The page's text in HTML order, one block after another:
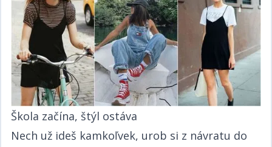
Škola začína, štýl ostáva​​​​‌ ‍ ​‍​‍‌‍ ‌ ​‍‌‍‍‌‌‍‌ ‌‍‍‌‌‍ ‍​‍​‍​ ‍‍​‍​‍‌ ​ ‌‍​‌‌‍ ‍‌‍‍‌‌ ‌​‌ ‍‌​‍ ‍‌‍‍‌‌‍ ​‍​‍​‍ ​​‍​‍‌‍‍​‌ ​‍‌‍‌‌‌‍‌‍​‍​‍​ ‍‍​‍​‍‌‍‍​‌ ‌​‌ ‌​‌ ​​​ ‍‍​‍ ​‍ ‌‍ ​‌‍ ‌‍​ ‌‍​‌‌‍ ​‌‍‍​‌‍ ‌ ​ ‌ ‌​​ ‍‍​ ​ ​ ​​​ ​​​ ​​​‍ ‌ ​ ‌ ‌​‌ ‌‌‌‍‌​‌‍‍‌‌‍ ​‍ ‌‍‍‌‌‍ ‍‌ ‌​‌‍‌‌‌‍ ‍‌ ‌​​‍ ‌‍‌‌‌‍‌​‌‍‍‌‌ ‌​​‍ ‌‍ ‌‌‍ ‌‍‌​‌‍‌‌​ ‌‌ ​​‌ ​‍‌‍‌‌‌ ​ ‌‍‌‌‌‍ ‍‌ ‌​‌‍​‌‌ ‌​‌‍‍‌‌‍ ‌‍ ‍​ ‍ ‌‍‍‌‌‍‌​​ ‌​ ​‍‌‍​ ‌‍​ ‌‍‌​​ ‍​​ ‍​​ ‌‌​ ​‌​‍ ‌​ ‍​​ ​ ‌‍​‌​ ​‌​‍ ‌​ ‌​‌‍‌​​ ​‌​ ​‍​‍ ‌‌‍​‌‌‍​‌​ ​​​ ​​​‍ ‌​ ‍‌​ ‌ ​ ​‌‌‍​ ​ ​‌​ ​‌‌‍​‍‌‍‌​​ ​‍‌‍‌​‌‍‌‍​ ‌ ​ ‍ ‌ ‌​‌ ‍‌‌ ​​‌‍‌‌​ ‌‌ ​​‌‍ ‌ ​ ‌ ‌​​ ‍ ‌ ​​‌‍​‌‌ ‌​‌‍‍​​ ‌‌‍​ ‌‍ ‌‍ ‍‌ ‌​‌‍‌‌‌‍ ‍‌ ‌​​‍‌‌​ ‌‌‌​​‍‌‌ ‌‍‍ ‌‍‌‌‌ ‍‌​‍‌‌​ ​ ‌​‌​​‍‌‌​ ​ ‌​‌​​‍‌‌​ ​‍​ ​‍​ ​​‌‍​ ‌‍​‌​ ‌ ‌‍‌‍‌‍‌‌‌‍​ ‌‍​ ‌‍​‍​ ‌‌​ ​ ‌‍‌‍​‍‌‌​ ​‍​ ​‍​‍‌‌​ ‌‌‌​‌​​‍ ‍‌‍​ ‌‍‍​‌‍‍‌‌‍ ​‌‍‌​‌ ​‍‌‍‌‌‌‍ ‍​‍‌‌​ ‌‌‌​​‍‌‌ ‌‍‍ ‌‍‌‌‌ ‍‌​‍‌‌​ ​ ‌​‌​​‍‌‌​ ​ ‌​‌​​‍‌‌​ ​‍​ ​‍​ ​ ​ ​‍​ ‌‍​ ​ ​ ​ ​ ‌ ​ ‌ ‌‍​‌​ ​​​ ​ ‌‍​ ‌‍​ ​‍‌‌​ ​‍​ ​‍​‍‌‌​ ‌‌‌​‌​​‍ ‍‌ ‌​‌‍‌‌‌ ‍​‌ ‌​​ ‌‍​‍‌‍​‌‌ ​ ‌‍‌‌‌‌‌‌‌ ​‍‌‍ ​​ ‌‌‍‍​‌ ‌​‌ ‌​‌ ​​​‍‌‌​ ​ ‌​​‌​‍‌‌​ ​‍‌​‌‍​‍‌‌​ ​‍‌​‌‍‌‍ ​‌‍ ‌‍​ ‌‍​‌‌‍ ​‌‍‍​‌‍ ‌ ​ ‌ ‌​​‍‌‌​ ​ ‌​​‌​ ​ ​ ​​​ ​​​ ​​​‍‌‌​ ​‍‌​‌‍‌ ​ ‌ ‌​‌ ‌‌‌‍‌​‌‍‍‌‌‍ ​‍‌‍‌‍‍‌‌‍‌​​ ‌​ ​‍‌‍​ ‌‍​ ‌‍‌​​ ‍​​ ‍​​ ‌‌​ ​‌​‍ ‌​ ‍​​ ​ ‌‍​‌​ ​‌​‍ ‌​ ‌​‌‍‌​​ ​‌​ ​‍​‍ ‌‌‍​‌‌‍​‌​ ​​​ ​​​‍ ‌​ ‍‌​ ‌ ​ ​‌‌‍​ ​ ​‌​ ​‌‌‍​‍‌‍‌​​ ​‍‌‍‌​‌‍‌‍​ ‌ ​‍‌‍‌ ‌​‌ ‍‌‌ ​​‌‍‌‌​ ‌‌ ​​‌‍ ‌ ​ ‌ ‌​​‍‌‍‌ ​​‌‍​‌‌ ‌​‌‍‍​​ ‌‌‍​ ‌‍ ‌‍ ‍‌ ‌​‌‍‌‌‌‍ ‍‌ ‌​​‍‌‌​ ‌‌‌​​‍‌‌ ‌‍‍ ‌‍‌‌‌ ‍‌​‍‌‌​ ​ ‌​‌​​‍‌‌​ ​ ‌​‌​​‍‌‌​ ​‍​ ​‍​ ​​‌‍​ ‌‍​‌​ ‌ ‌‍‌‍‌‍‌‌‌‍​ ‌‍​ ‌‍​‍​ ‌‌​ ​ ‌‍‌‍​‍‌‌​ ​‍​ ​‍​‍‌‌​ ‌‌‌​‌​​‍ ‍‌‍​ ‌‍‍​‌‍‍‌‌‍ ​‌‍‌​‌ ​‍‌‍‌‌‌‍ ‍​‍‌‌​ ‌‌‌​​‍‌‌ ‌‍‍ ‌‍‌‌‌ ‍‌​‍‌‌​ ​ ‌​‌​​‍‌‌​ ​ ‌​‌​​‍‌‌​ ​‍​ ​‍​ ​ ​ ​‍​ ‌‍​ ​ ​ ​ ​ ‌ ​ ‌ ‌‍​‌​ ​​​ ​ ‌‍​ ‌‍​ ​‍‌‌​ ​‍​ ​‍​‍‌‌​ ‌‌‌​‌​​‍ ‍‌ ‌​‌‍‌‌‌ ‍​‌ ‌​​‍‌‍‌ ​​‌‍‌‌‌ ​‍‌ ​ ‌ ​​‌‍‌‌‌‍​ ‌ ‌​‌‍‍‌‌ ‌‍‌‍‌‌​ ‌‌ ​​‌ ‌‌‌‍​‍‌‍ ​‌‍‍‌‌ ​ ‌‍‍​‌‍‌‌‌‍‌​​‍​‍‌ ‌
Nech už ideš kamkoľvek, urob si z návratu do